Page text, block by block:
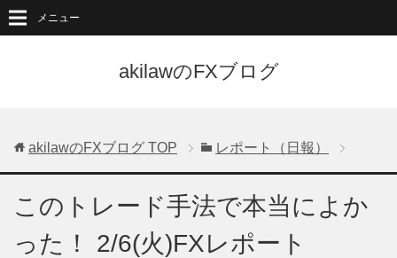
akilawのFXブログ
メニュー
akilawのFXブログ TOP レポート（日報）
このトレード手法で本当によか
った！ 2/6(火)FXレポート